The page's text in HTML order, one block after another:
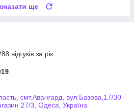
ще
відгуків за рік
смт.Авангард, вул.Базова,17/30
27/3, Одеса, Україна